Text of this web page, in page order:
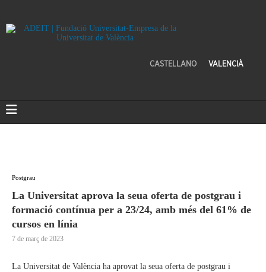
CASTELLANO VALENCIÀ
Postgrau
La Universitat aprova la seua oferta de postgrau i
formació contínua per a 23/24, amb més del 61% de
cursos en línia
7 de març de 2023
La Universitat de València ha aprovat la seua oferta de postgrau i